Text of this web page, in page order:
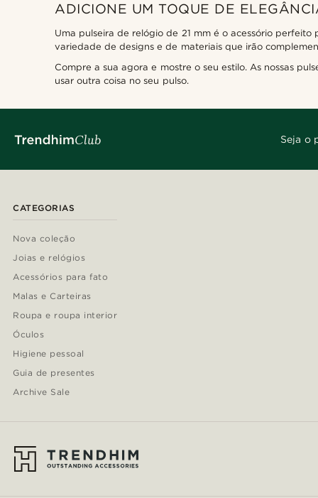
ADICIONE UM TOQUE DE
Uma pulseira de relógio de 21 mm é o acessório
variedade de designs e de materiais que irão
Compre a sua agora e mostre o seu estilo. As nossas
usar outra coisa no seu pulso.
Seja o
CATEGORIAS
Nova coleção
Joias e relógios
Acessórios para fato
Malas e Carteiras
Roupa e roupa interior
Óculos
Higiene pessoal
Guia de presentes
Archive Sale